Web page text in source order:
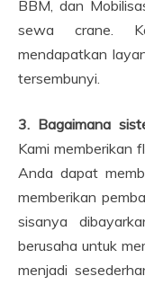
BBM, dan
sewa crane.
mendapatkan
tersembunyi.
3. Bagaimana
Kami memberikan
Anda dapat
memberikan
sisanya
berusaha untuk
menjadi